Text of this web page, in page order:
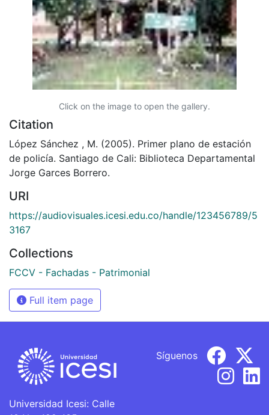
Click on the image to open the gallery.
Citation
López Sánchez , M. (2005). Primer plano de estación
de policía. Santiago de Cali: Biblioteca Departamental
Jorge Garces Borrero.
URI
https://audiovisuales.icesi.edu.co/handle/123456789/5
3167
Collections
FCCV - Fachadas - Patrimonial
Full item page
Universidad Icesi: Calle
Síguenos